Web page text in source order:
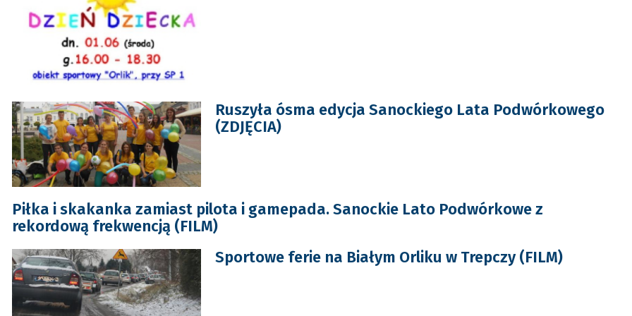
Ruszyła ósma edycja Sanockiego Lata Podwórkowego
(ZDJĘCIA)
Piłka i skakanka zamiast pilota i gamepada. Sanockie Lato Podwórkowe z
rekordową frekwencją (FILM)
Sportowe ferie na Białym Orliku w Trepczy (FILM)